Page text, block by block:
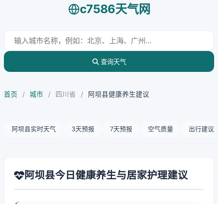
c7586天气网
查询天气
首页 / 城市 / 四川省 / 阿坝县健康养生建议
阿坝县实时天气 3天预报 7天预报 空气质量 出行建议
阿坝县今日健康养生与居家护理建议